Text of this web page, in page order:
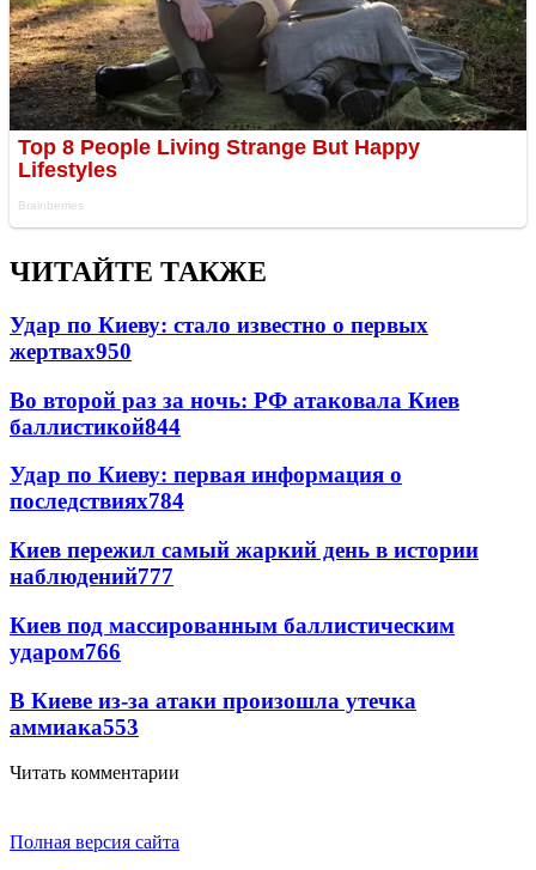
ЧИТАЙТЕ ТАКЖЕ
Удар по Киеву: стало известно о первых
жертвах950
Во второй раз за ночь: РФ атаковала Киев
баллистикой844
Удар по Киеву: первая информация о
последствиях784
Киев пережил самый жаркий день в истории
наблюдений777
Киев под массированным баллистическим
ударом766
В Киеве из-за атаки произошла утечка
аммиака553
Читать комментарии
Полная версия сайта